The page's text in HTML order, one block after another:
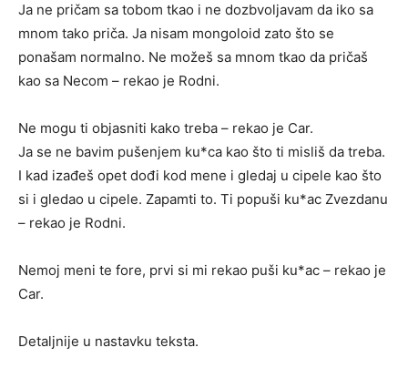
Ja ne pričam sa tobom tkao i ne dozbvoljavam da iko sa
mnom tako priča. Ja nisam mongoloid zato što se
ponašam normalno. Ne možeš sa mnom tkao da pričaš
kao sa Necom – rekao je Rodni.
Ne mogu ti objasniti kako treba – rekao je Car.
Ja se ne bavim pušenjem ku*ca kao što ti misliš da treba.
I kad izađeš opet dođi kod mene i gledaj u cipele kao što
si i gledao u cipele. Zapamti to. Ti popuši ku*ac Zvezdanu
– rekao je Rodni.
Nemoj meni te fore, prvi si mi rekao puši ku*ac – rekao je
Car.
Detaljnije u nastavku teksta.